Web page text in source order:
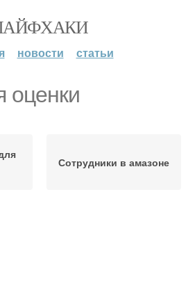
новости статьи
оценки
Сотрудники в амазоне